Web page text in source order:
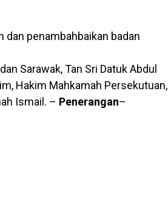
penambahbaikan badan
Sarawak, Tan Sri Datuk Abdul
Hakim Mahkamah Persekutuan,
Ismail. – Penerangan–